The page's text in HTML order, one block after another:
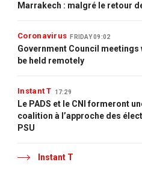
Marrakech : malgré le retour
Coronavirus FRIDAY 09:02
Government Council meetings
be held remotely
Instant T 17:29
Le PADS et le CNI formeront
coalition à l’approche des
PSU
Instant T